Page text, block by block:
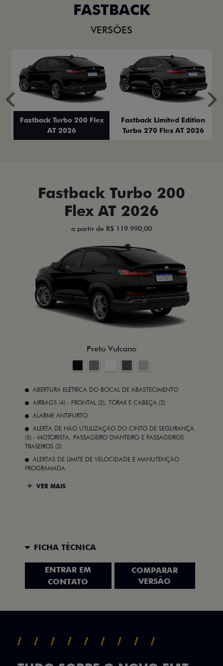
FASTBACK
VERSÕES
Fastback Turbo 200 Flex
AT 2026
Fastback Limited Edition
Turbo 270 Flex AT 2026
Anterior
Fastback Turbo 200
Flex AT 2026
a partir de R$ 119.990,00
Preto Vulcano
ABERTURA ELÉTRICA DO BOCAL DE ABASTECIMENTO
AIRBAGS (4) - FRONTAL (2), TÓRAX E CABEÇA (2)
ALARME ANTIFURTO
ALERTA DE NÃO UTLILIZAÇÃO DO CINTO DE SEGURANÇA
(5) - MOTORISTA, PASSAGEIRO DIANTEIRO E PASSAGEIROS
TRASEIROS (3)
ALERTAS DE LIMITE DE VELOCIDADE E MANUTENÇÃO
PROGRAMADA
VER MAIS
FICHA TÉCNICA
ENTRAR EM
CONTATO
COMPARAR
VERSÃO